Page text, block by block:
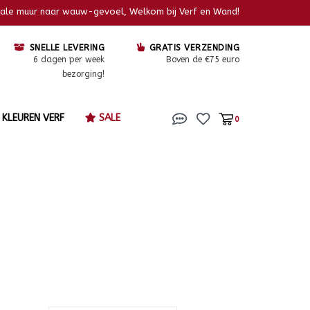
muur naar wauw-gevoel, Welkom bij Verf en Wand!
SNELLE LEVERING
6 dagen per week
bezorging!
GRATIS VERZENDING
Boven de €75 euro
KLEUREN VERF SALE 0